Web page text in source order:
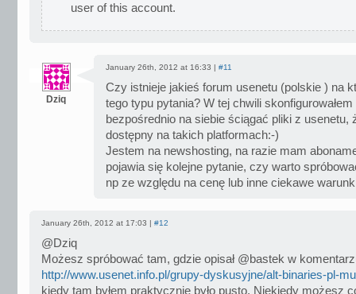
user of this account.
Dziq
January 26th, 2012 at 16:33 | #11
Czy istnieje jakieś forum usenetu (polskie ) na
tego typu pytania? W tej chwili
bezpośrednio na siebie ściągać pliki z usenetu,
dostępny na takich platformach:-)
Jestem na newshosting, na razie mam
pojawia się kolejne pytanie, czy warto
np ze względu na cenę lub inne ciekawe
January 26th, 2012 at 17:03 | #12
@Dziq
Możesz spróbować tam, gdzie opisał @bastek w
http://www.usenet.info.pl/grupy-dyskusyjne/alt-binaries-pl-
kiedy tam byłem praktycznie było pusto. Niekiedy możesz